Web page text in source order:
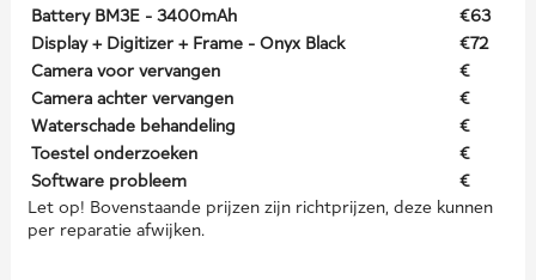
Battery BM3E - 3400mAh
€63
Display + Digitizer + Frame - Onyx Black
€72
Camera voor vervangen
€
Camera achter vervangen
€
Waterschade behandeling
€
Toestel onderzoeken
€
Software probleem
€
Let op! Bovenstaande prijzen zijn richtprijzen, deze kunnen
per reparatie afwijken.